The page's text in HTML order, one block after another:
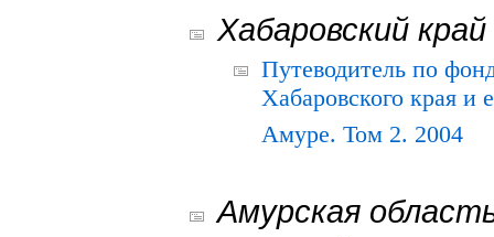
Хабаровский край
Путеводитель по
Хабаровского края и
Амуре. Том 2. 2004
Амурская